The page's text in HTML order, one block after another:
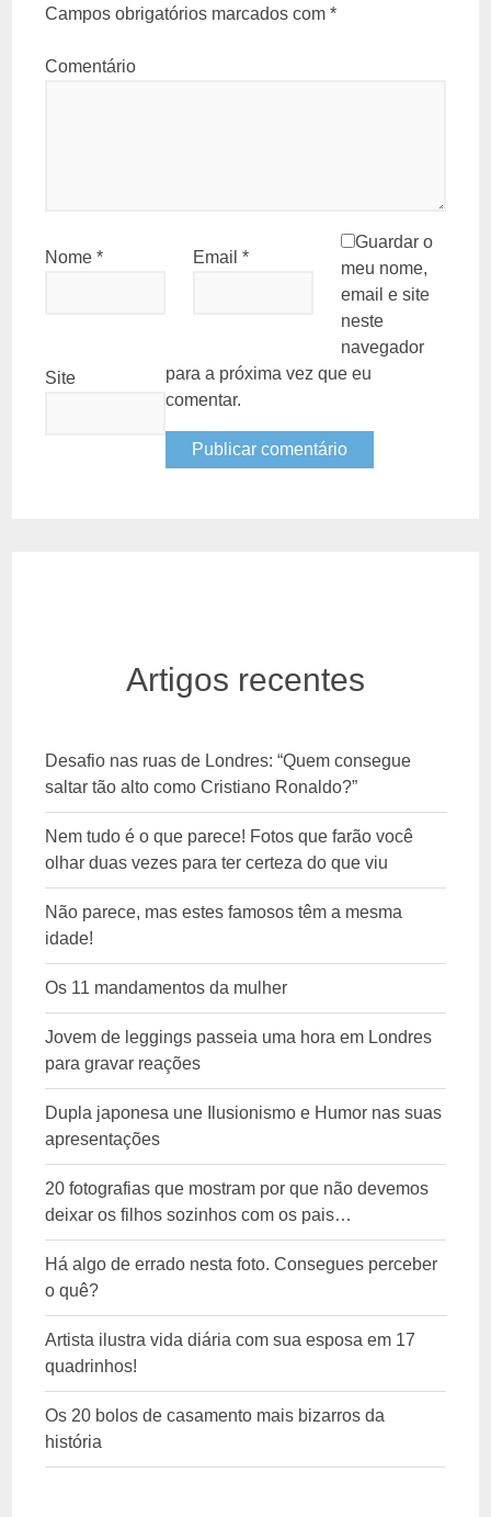
Campos obrigatórios marcados com*
Comentário
Nome* Email *
Site
Guardar o
meu nome,
email e site
neste
navegador
para a próxima vez que eu
comentar.
Artigos recentes
Desafio nas ruas de Londres: “Quem consegue
saltar tão alto como Cristiano Ronaldo?”
Nem tudo é o que parece! Fotos que farão você
olhar duas vezes para ter certeza do que viu
Não parece, mas estes famosos têm a mesma
idade!
Os 11 mandamentos da mulher
Jovem de leggings passeia uma hora em Londres
para gravar reações
Dupla japonesa une Ilusionismo e Humor nas suas
apresentações
20 fotografias que mostram por que não devemos
deixar os filhos sozinhos com os pais…
Há algo de errado nesta foto. Consegues perceber
o quê?
Artista ilustra vida diária com sua esposa em 17
quadrinhos!
Os 20 bolos de casamento mais bizarros da
história